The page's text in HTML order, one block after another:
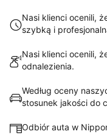
Nasi klienci ocenili,
szybką i
Nasi klienci ocenili,
odnalezienia.
Według oceny
stosunek jakości do
Odbiór auta w